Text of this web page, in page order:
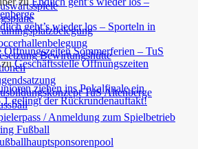
Bewirtungshütte
TuS Altenberge
/ Anmeldung zum Spielbetrieb
Fußball
geht’s wieder los – Sporteln in
Öffnungszeiten Sommerferien – TuS
Geschäftsstelle Öffnungszeiten
ziehen ins Pokalfinale ein
gelingt der Rückrundenauftakt!